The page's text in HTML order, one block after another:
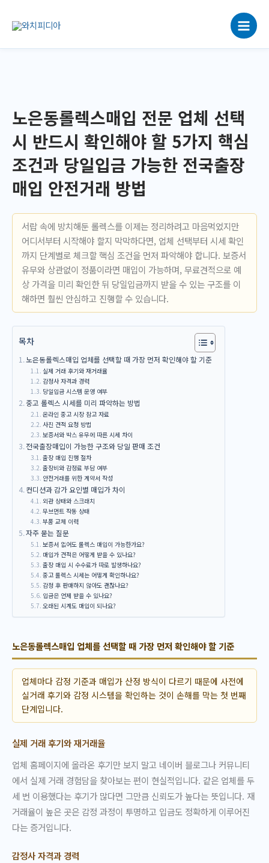
로
노은동롤렉스매입 전문 업체 선택
시 반드시 확인해야 할 5가지 핵심
조건과 당일입금 가능한 전국출장
매입 안전거래 방법
서랍 속에 방치해둔 롤렉스를 이제는 정리하려고 마음먹었지만
어디서부터 시작해야 할지 막막하다면, 업체 선택부터 시세 확인
까지 단계별로 체크할 핵심 조건을 먼저 파악해야 합니다. 보증서
유무와 상관없이 정품이라면 매입이 가능하며, 무료견적으로 예
상 가격을 미리 확인한 뒤 당일입금까지 받을 수 있는 구조를 이
해하면 훨씬 안심하고 진행할 수 있습니다.
목차
노은동롤렉스매입 업체를 선택할 때 가장 먼저 확인해야 할 기준
실제 거래 후기와 재거래율
감정사 자격과 경력
당일입금 시스템 운영 여부
중고 롤렉스 시세를 미리 파악하는 방법
온라인 중고 시장 참고 자료
사진 견적 요청 방법
보증서와 박스 유무에 따른 시세 차이
전국출장매입이 가능한 구조와 당일 판매 조건
출장 매입 진행 절차
출장비와 감정료 부담 여부
안전거래를 위한 계약서 작성
컨디션과 감가 요인별 매입가 차이
외관 상태와 스크래치
무브먼트 작동 상태
부품 교체 이력
자주 묻는 질문
보증서 없어도 롤렉스 매입이 가능한가요?
매입가 견적은 어떻게 받을 수 있나요?
출장 매입 시 수수료가 따로 발생하나요?
중고 롤렉스 시세는 어떻게 확인하나요?
감정 후 판매하지 않아도 괜찮나요?
입금은 언제 받을 수 있나요?
오래된 시계도 매입이 되나요?
노은동롤렉스매입 업체를 선택할 때 가장 먼저 확인해야 할 기준
업체마다 감정 기준과 매입가 산정 방식이 다르기 때문에 사전에
실거래 후기와 감정 시스템을 확인하는 것이 손해를 막는 첫 번째
단계입니다.
실제 거래 후기와 재거래율
업체 홈페이지에 올라온 후기만 보지 말고 네이버 블로그나 커뮤니티
에서 실제 거래 경험담을 찾아보는 편이 현실적입니다. 같은 업체를 두
세 번 이용했다는 후기가 많다면 그만큼 신뢰도가 높다는 뜻입니다. 재
거래율이 높은 곳은 감정 과정이 투명하고 입금도 정확하게 이루어진
다는 증거입니다.
감정사 자격과 경력